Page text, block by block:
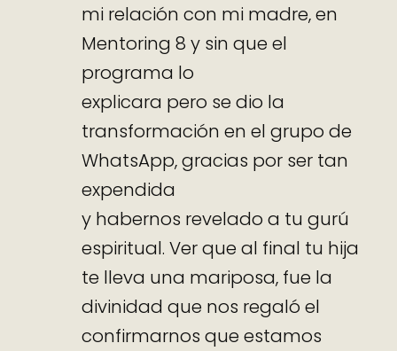
mi relación con mi madre, en
Mentoring 8 y sin que el
programa lo
explicara pero se dio la
transformación en el grupo de
WhatsApp, gracias por ser tan
expendida
y habernos revelado a tu gurú
espiritual. Ver que al final tu hija
te lleva una mariposa, fue la
divinidad que nos regaló el
confirmarnos que estamos